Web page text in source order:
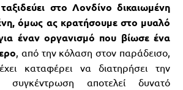
στο Λονδίνο δικαιωμένη
όμως ας κρατήσουμε στο μυαλό
έναν οργανισμό που βίωσε ένα
, από την κόλαση στον παράδεισο,
καταφέρει να διατηρήσει την
συγκέντρωση αποτελεί δυνατό